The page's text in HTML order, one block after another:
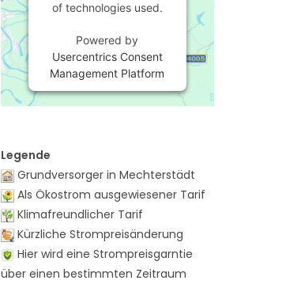
of technologies used.
Powered by
Usercentrics Consent
Management Platform
Legende
Grundversorger in Mechterstädt
Als Ökostrom ausgewiesener Tarif
Klimafreundlicher Tarif
Kürzliche Strompreisänderung
Hier wird eine Strompreisgarntie
über einen bestimmten Zeitraum